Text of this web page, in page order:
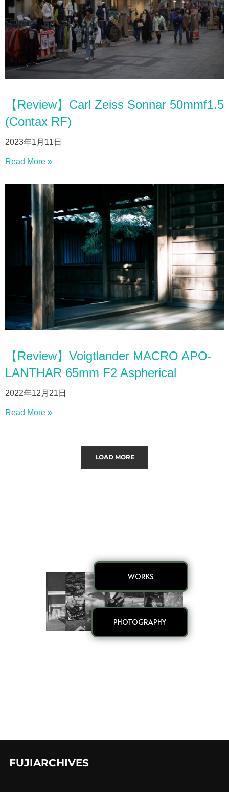
【Review】Carl Zeiss Sonnar 50mmf1.5
(Contax RF)
2023年1月11日
Read More »
【Review】Voigtlander MACRO APO-
LANTHAR 65mm F2 Aspherical
2022年12月21日
Read More »
LOAD MORE
WORKS
PHOTOGRAPHY
FUJIARCHIVES